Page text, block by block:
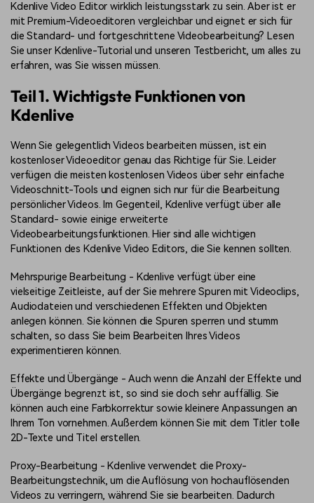
Kdenlive Video Editor wirklich leistungsstark zu sein. Aber ist er
mit Premium-Videoeditoren vergleichbar und eignet er sich für
die Standard- und fortgeschrittene Videobearbeitung? Lesen
Sie unser Kdenlive-Tutorial und unseren Testbericht, um alles zu
erfahren, was Sie wissen müssen.
Teil 1. Wichtigste Funktionen von
Kdenlive
Wenn Sie gelegentlich Videos bearbeiten müssen, ist ein
kostenloser Videoeditor genau das Richtige für Sie. Leider
verfügen die meisten kostenlosen Videos über sehr einfache
Videoschnitt-Tools und eignen sich nur für die Bearbeitung
persönlicher Videos. Im Gegenteil, Kdenlive verfügt über alle
Standard- sowie einige erweiterte
Videobearbeitungsfunktionen. Hier sind alle wichtigen
Funktionen des Kdenlive Video Editors, die Sie kennen sollten.
Mehrspurige Bearbeitung - Kdenlive verfügt über eine
vielseitige Zeitleiste, auf der Sie mehrere Spuren mit Videoclips,
Audiodateien und verschiedenen Effekten und Objekten
anlegen können. Sie können die Spuren sperren und stumm
schalten, so dass Sie beim Bearbeiten Ihres Videos
experimentieren können.
Effekte und Übergänge - Auch wenn die Anzahl der Effekte und
Übergänge begrenzt ist, so sind sie doch sehr auffällig. Sie
können auch eine Farbkorrektur sowie kleinere Anpassungen an
Ihrem Ton vornehmen. Außerdem können Sie mit dem Titler tolle
2D-Texte und Titel erstellen.
Proxy-Bearbeitung - Kdenlive verwendet die Proxy-
Bearbeitungstechnik, um die Auflösung von hochauflösenden
Videos zu verringern, während Sie sie bearbeiten. Dadurch